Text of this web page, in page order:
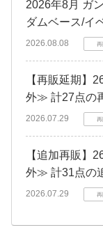
2026年8月 ガ
ダムベース/イ
2026.08.08
【再販延期】
外≫ 計27点の
2026.07.29
【追加再販】
外≫ 計31点の
2026.07.29